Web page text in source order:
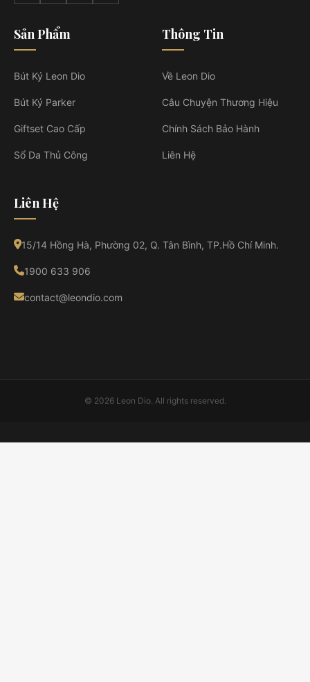
Sản Phẩm
Bút Ký Leon Dio
Bút Ký Parker
Giftset Cao Cấp
Sổ Da Thủ Công
Thông Tin
Về Leon Dio
Câu Chuyện Thương Hiệu
Chính Sách Bảo Hành
Liên Hệ
Liên Hệ
15/14 Hồng Hà, Phường 02, Q. Tân Bình, TP.Hồ Chí Minh.
1900 633 906
contact@leondio.com
© 2026 Leon Dio. All rights reserved.